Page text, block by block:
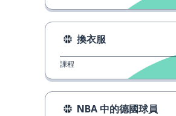
換衣服
課程
NBA 中的德國球員